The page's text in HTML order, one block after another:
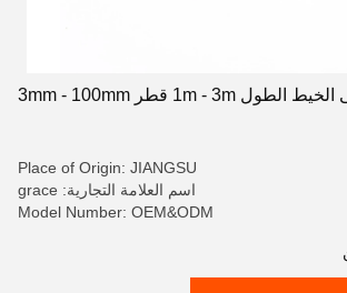
Place of Origin: JIANGSU
اسم العلامة التجارية: grace
Model Number: OEM&ODM